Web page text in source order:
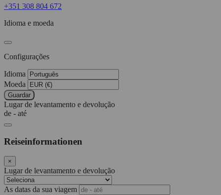
+351 308 804 672
Idioma e moeda
Configurações
Idioma
Moeda
Guardar
Lugar de levantamento e devolução
de - até
Reiseinformationen
×
Lugar de levantamento e devolução
As datas da sua viagem